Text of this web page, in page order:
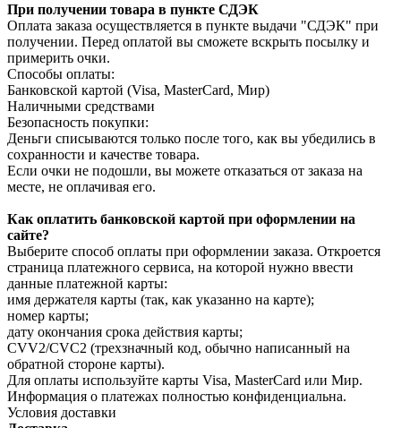
При получении товара в пункте СДЭК
Оплата заказа осуществляется в пункте выдачи "СДЭК" при
получении. Перед оплатой вы сможете вскрыть посылку и
примерить очки.
Способы оплаты:
Банковской картой (Visa, MasterCard, Мир)
Наличными средствами
Безопасность покупки:
Деньги списываются только после того, как вы убедились в
сохранности и качестве товара.
Если очки не подошли, вы можете отказаться от заказа на
месте, не оплачивая его.
Как оплатить банковской картой при оформлении на
сайте?
Выберите способ оплаты при оформлении заказа. Откроется
страница платежного сервиса, на которой нужно ввести
данные платежной карты:
имя держателя карты (так, как указанно на карте);
номер карты;
дату окончания срока действия карты;
CVV2/CVC2 (трехзначный код, обычно написанный на
обратной стороне карты).
Для оплаты используйте карты Visa, MasterCard или Мир.
Информация о платежах полностью конфиденциальна.
Условия доставки